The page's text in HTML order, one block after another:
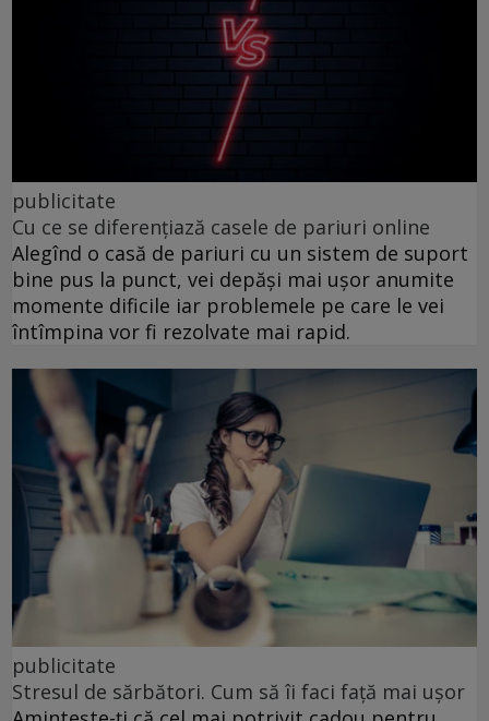
publicitate
Cu ce se diferențiază casele de pariuri online
Alegînd o casă de pariuri cu un sistem de suport
bine pus la punct, vei depăși mai ușor anumite
momente dificile iar problemele pe care le vei
întîmpina vor fi rezolvate mai rapid.
publicitate
Stresul de sărbători. Cum să îi faci față mai ușor